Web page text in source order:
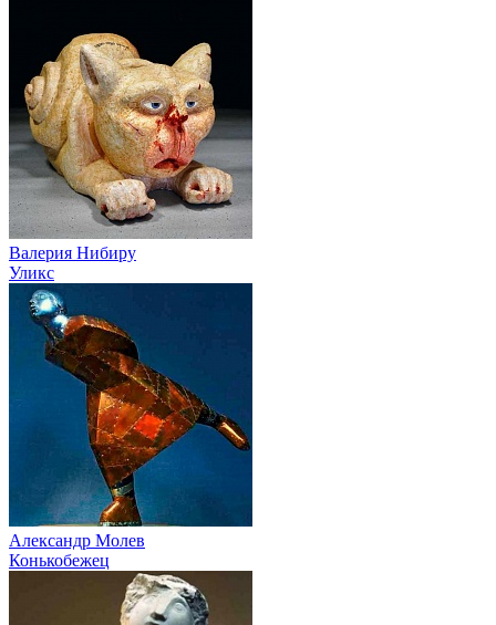
Валерия Нибиру
Уликс
Александр Молев
Конькобежец